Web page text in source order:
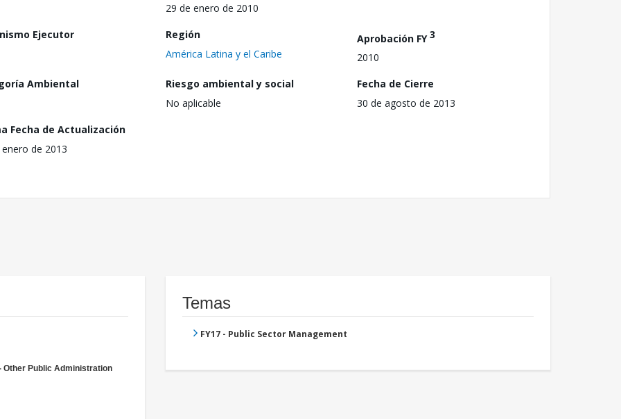
29 de enero de 2010
Ejecutor
Región
América Latina y el Caribe
Aprobación FY3
2010
Ambiental
Riesgo ambiental y social
No aplicable
Fecha de Cierre
30 de agosto de 2013
Fecha de Actualización
de 2013
Other Public Administration
Temas
FY17 - Public Sector Management